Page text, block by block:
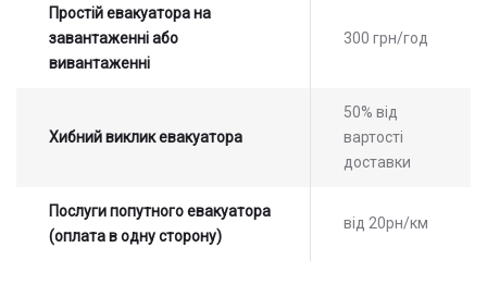
Простій евакуатора на
завантаженні або
вивантаженні
300 грн/год
Хибний виклик евакуатора
50% від
вартості
доставки
Послуги попутного евакуатора
(оплата в одну сторону)
від 20рн/км